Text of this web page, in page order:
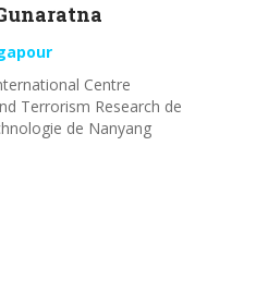
Centre
Terrorism Research de
de Nanyang